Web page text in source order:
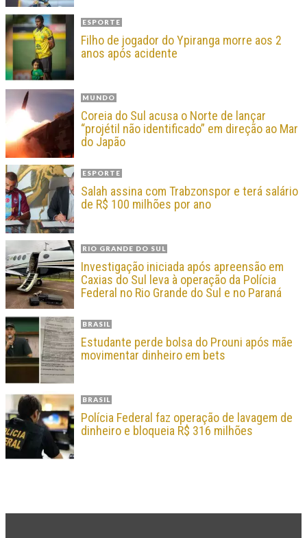
ESPORTE
Filho de jogador do Ypiranga morre aos 2
anos após acidente
MUNDO
Coreia do Sul acusa o Norte de lançar
“projétil não identificado” em direção ao Mar
do Japão
ESPORTE
Salah assina com Trabzonspor e terá salário
de R$ 100 milhões por ano
RIO GRANDE DO SUL
Investigação iniciada após apreensão em
Caxias do Sul leva à operação da Polícia
Federal no Rio Grande do Sul e no Paraná
BRASIL
Estudante perde bolsa do Prouni após mãe
movimentar dinheiro em bets
BRASIL
Polícia Federal faz operação de lavagem de
dinheiro e bloqueia R$ 316 milhões